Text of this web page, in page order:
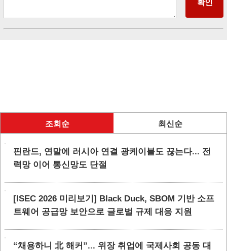
조회순 최신순
핀란드, 연말에 러시아 연결 광케이블도 끊는다... 전
력망 이어 통신망도 단절
[ISEC 2026 미리보기] Black Duck, SBOM 기반 소프
트웨어 공급망 보안으로 글로벌 규제 대응 지원
“채용하니 北 해커”... 위장 취업에 국제사회 공동 대